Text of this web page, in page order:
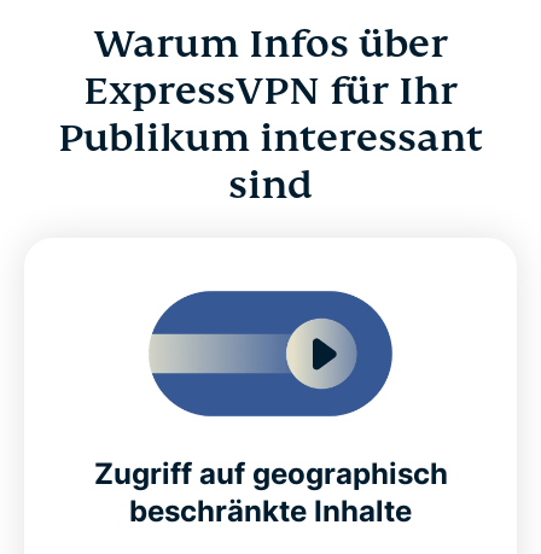
Warum Infos über
ExpressVPN für Ihr
Publikum interessant
sind
Zugriff auf geographisch
beschränkte Inhalte